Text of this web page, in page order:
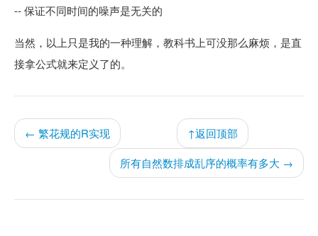
-- 保证不同时间的噪声是无关的
当然，以上只是我的一种理解，教科书上可没那么麻烦，是直
接拿公式就来定义了的。
← 繁花规的R实现
↑返回顶部
所有自然数排成乱序的概率有多大 →